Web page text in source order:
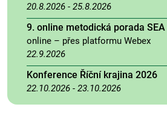
20.8.2026 - 25.8.2026
9. online metodická porada SEA
online – přes platformu Webex
22.9.2026
Konference Říční krajina 2026
22.10.2026 - 23.10.2026